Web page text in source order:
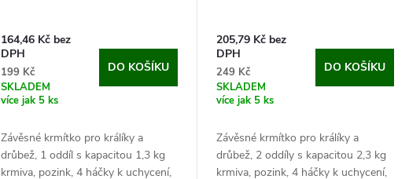
164,46 Kč bez
DPH
199 Kč
SKLADEM
více jak 5 ks
DO KOŠÍKU
Závěsné krmítko pro králíky a
drůbež, 1 oddíl s kapacitou 1,3 kg
krmiva, pozink, 4 háčky k uchycení,
205,79 Kč bez
DPH
249 Kč
SKLADEM
více jak 5 ks
DO KOŠÍKU
Závěsné krmítko pro králíky a
drůbež, 2 oddíly s kapacitou 2,3 kg
krmiva, pozink, 4 háčky k uchycení,